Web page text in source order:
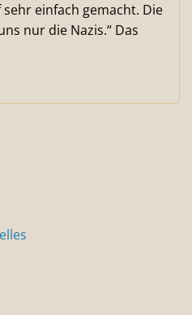
einfach gemacht. Die
nur die Nazis.“ Das